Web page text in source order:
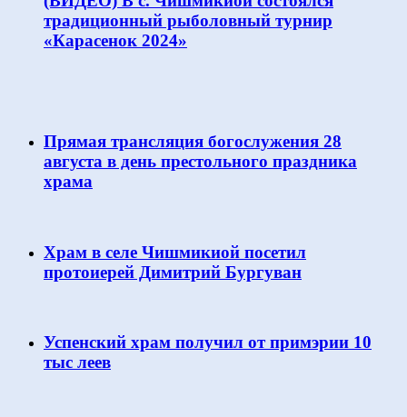
традиционный рыболовный турнир
«Карасенок 2024»
Прямая трансляция богослужения 28
августа в день престольного праздника
храма
Храм в селе Чишмикиой посетил
протоиерей Димитрий Бургуван
Успенский храм получил от примэрии 10
тыс леев